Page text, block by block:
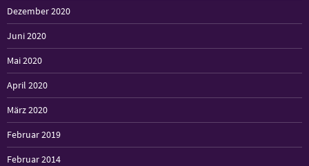
Dezember 2020
Juni 2020
Mai 2020
April 2020
März 2020
Februar 2019
Februar 2014